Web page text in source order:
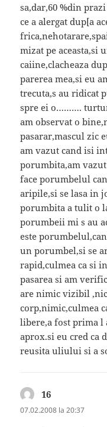
sa,dar,60 %din
ce a alergat dup[a
mizat pe aceasta,si
caiine,clacheaza
parerea mea,si eu
trecuta,s au ridicat
spre ei o……….
am observat o
pasarar,mascul zic
am vazut cand isi
porumbita,am
face porumbelul
aripile,si se lasa in
porumbita a tulit o
porumbeii mi s au
este
un porumbel,si se
rapid,culmea ca si
pasarea si am
are nimic vizibil
corp,nimic,culmea
libere,a fost prima l
aprox.si eu cred ca
reusita uliului si a
16
07.02.2008 la 20:37